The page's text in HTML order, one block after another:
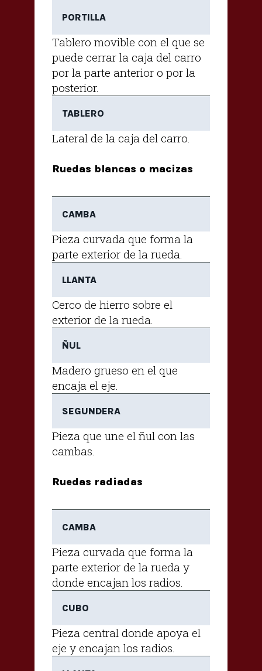
PORTILLA
Tablero movible con el que se
puede cerrar la caja del carro
por la parte anterior o por la
posterior.
TABLERO
Lateral de la caja del carro.
Ruedas blancas o macizas
CAMBA
Pieza curvada que forma la
parte exterior de la rueda.
LLANTA
Cerco de hierro sobre el
exterior de la rueda.
ÑUL
Madero grueso en el que
encaja el eje.
SEGUNDERA
Pieza que une el ñul con las
cambas.
Ruedas radiadas
CAMBA
Pieza curvada que forma la
parte exterior de la rueda y
donde encajan los radios.
CUBO
Pieza central donde apoya el
eje y encajan los radios.